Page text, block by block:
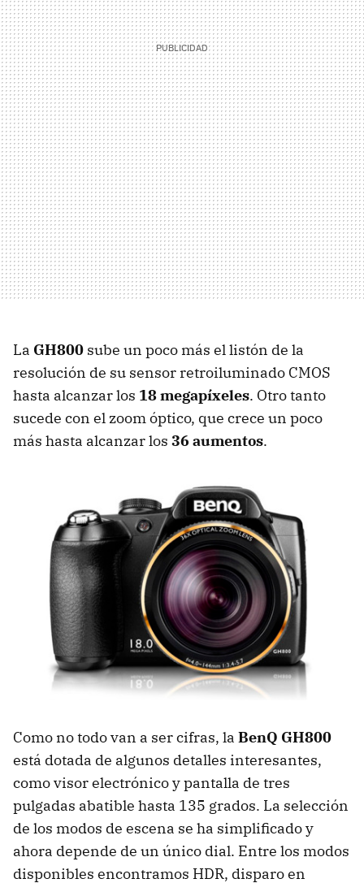
La GH800 sube un poco más el listón de la
resolución de su sensor retroiluminado CMOS
hasta alcanzar los 18 megapíxeles. Otro tanto
sucede con el zoom óptico, que crece un poco
más hasta alcanzar los 36 aumentos.
Como no todo van a ser cifras, la BenQ GH800
está dotada de algunos detalles interesantes,
como visor electrónico y pantalla de tres
pulgadas abatible hasta 135 grados. La selección
de los modos de escena se ha simplificado y
ahora depende de un único dial. Entre los modos
disponibles encontramos HDR, disparo en